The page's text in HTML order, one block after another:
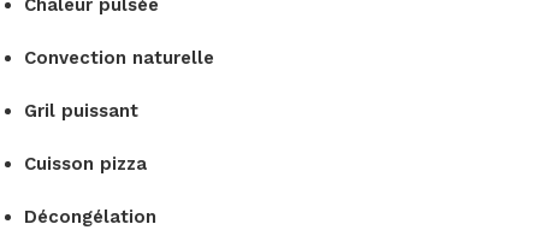
Chaleur pulsée
Convection naturelle
Gril puissant
Cuisson pizza
Décongélation